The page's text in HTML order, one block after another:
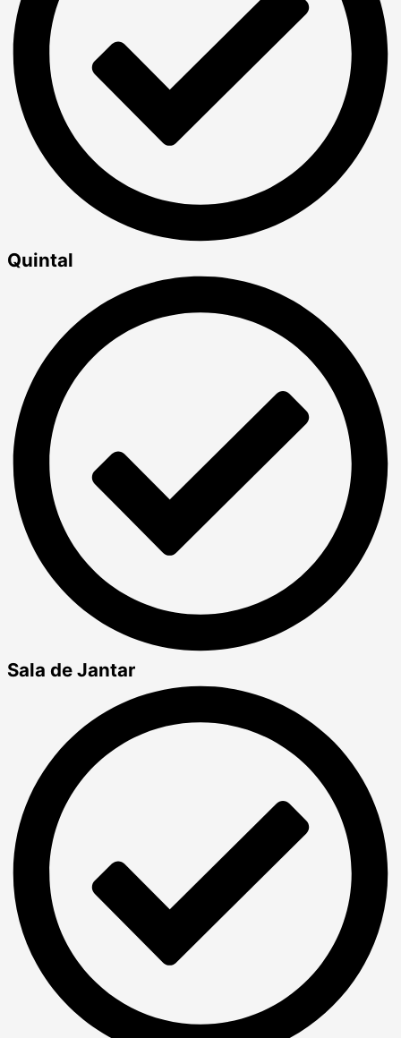
Quintal
Sala de Jantar